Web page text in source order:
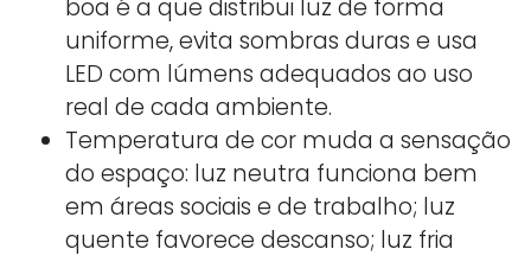
boa é a que distribui luz de forma
uniforme, evita sombras duras e usa
LED com lúmens adequados ao uso
real de cada ambiente.
Temperatura de cor muda a sensação
do espaço: luz neutra funciona bem
em áreas sociais e de trabalho; luz
quente favorece descanso; luz fria